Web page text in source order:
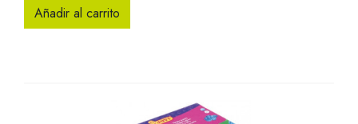
Añadir al carrito